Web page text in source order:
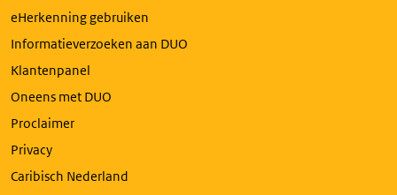
eHerkenning gebruiken
Informatieverzoeken aan DUO
Klantenpanel
Oneens met DUO
Proclaimer
Privacy
Caribisch Nederland